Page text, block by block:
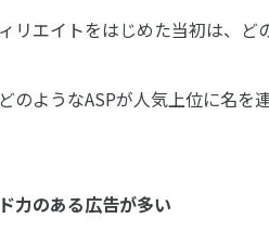
リエイトをはじめた当初は、
のようなASPが人気上位に名を
力のある広告が多い